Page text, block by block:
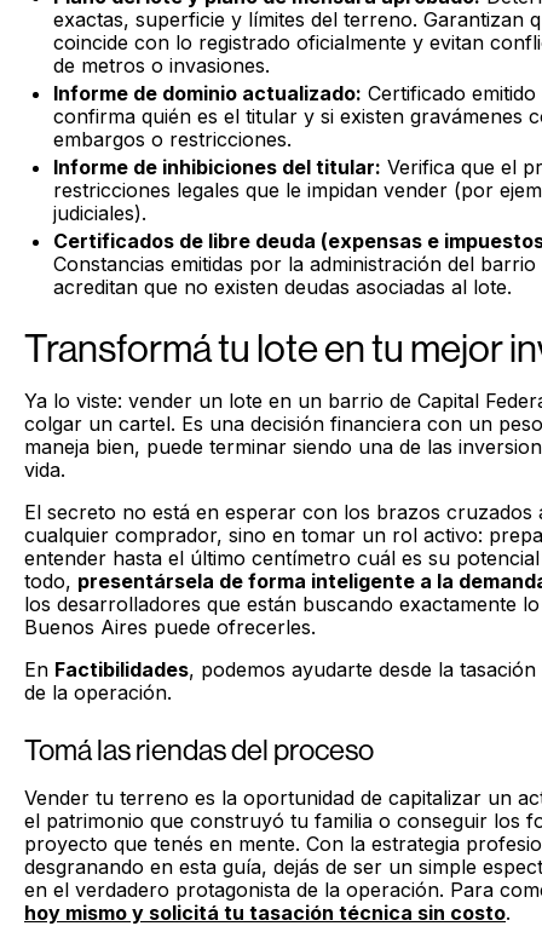
exactas, superficie y límites del terreno. Garantizan
coincide con lo registrado oficialmente y evitan
de metros o invasiones.
Informe de dominio actualizado: Certificado
confirma quién es el titular y si existen gravámenes
embargos o restricciones.
Informe de inhibiciones del titular: Verifica que el
restricciones legales que le impidan vender (por
judiciales).
Certificados de libre deuda (expensas e
Constancias emitidas por la administración del
acreditan que no existen deudas asociadas al lote.
Transformá tu lote en tu mejor
Ya lo viste: vender un lote en un barrio de Capital
colgar un cartel. Es una decisión financiera con un
maneja bien, puede terminar siendo una de las
vida.
El secreto no está en esperar con los brazos cruzados
cualquier comprador, sino en tomar un rol activo:
entender hasta el último centímetro cuál es su
todo, presentársela de forma inteligente a la
los desarrolladores que están buscando exactamente
Buenos Aires puede ofrecerles.
En Factibilidades, podemos ayudarte desde la
de la operación.
Tomá las riendas del proceso
Vender tu terreno es la oportunidad de capitalizar un
el patrimonio que construyó tu familia o conseguir los
proyecto que tenés en mente. Con la estrategia
desgranando en esta guía, dejás de ser un simple
en el verdadero protagonista de la operación. Para
hoy mismo y solicitá tu tasación técnica sin costo.